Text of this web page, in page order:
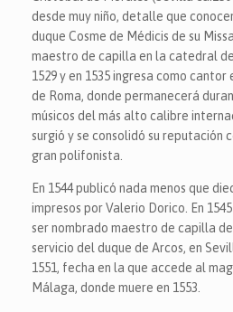
desde muy niño, detalle que
duque Cosme de Médicis de su
maestro de capilla en la catedral
1529 y en 1535 ingresa como
de Roma, donde permanecerá
músicos del más alto calibre
surgió y se consolidó su reputación
gran polifonista.
En 1544 publicó nada menos que
impresos por Valerio Dorico. En
ser nombrado maestro de capilla
servicio del duque de Arcos, en
1551, fecha en la que accede al
Málaga, donde muere en 1553.